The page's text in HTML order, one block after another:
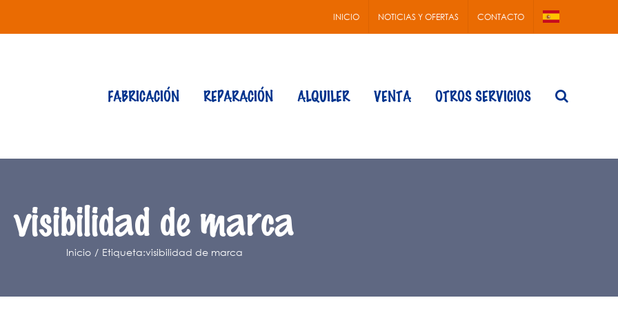
INICIO NOTICIAS Y OFERTAS CONTACTO
FABRICACIÓN REPARACIÓN ALQUILER VENTA OTROS SERVICIOS
visibilidad de marca
Inicio Etiqueta:visibilidad de marca